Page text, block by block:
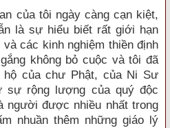
của tôi ngày càng cạn kiệt,
là sự hiểu biết rất giới hạn
các kinh nghiệm thiền định
không bỏ cuộc và tôi đã
hộ của chư Phật, của Ni Sư
sự rộng lượng của quý độc
người được nhiều nhất trong
nhuần thêm những giáo lý